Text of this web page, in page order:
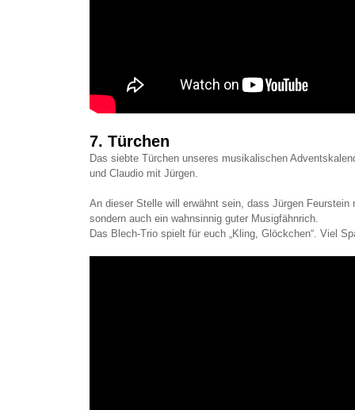
7. Türchen
Das siebte Türchen unseres musikalischen
und Claudio mit Jürgen.
An dieser Stelle will erwähnt sein, dass Jürgen
sondern auch ein wahnsinnig guter Musigfähnrich.
Das Blech-Trio spielt für euch „Kling, Glöckchen“. Viel